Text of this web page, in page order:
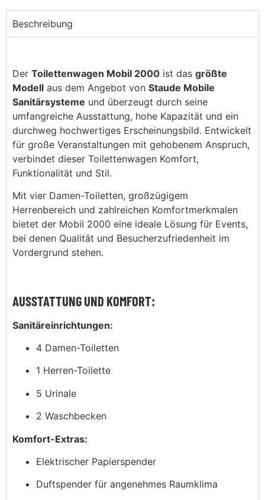
Beschreibung
Der Toilettenwagen Mobil 2000 ist das größte
Modell aus dem Angebot von Staude Mobile
Sanitärsysteme und überzeugt durch seine
umfangreiche Ausstattung, hohe Kapazität und ein
durchweg hochwertiges Erscheinungsbild. Entwickelt
für große Veranstaltungen mit gehobenem Anspruch,
verbindet dieser Toilettenwagen Komfort,
Funktionalität und Stil.
Mit vier Damen-Toiletten, großzügigem
Herrenbereich und zahlreichen Komfortmerkmalen
bietet der Mobil 2000 eine ideale Lösung für Events,
bei denen Qualität und Besucherzufriedenheit im
Vordergrund stehen.
AUSSTATTUNG UND KOMFORT:
Sanitäreinrichtungen:
4 Damen-Toiletten
1 Herren-Toilette
5 Urinale
2 Waschbecken
Komfort-Extras:
Elektrischer Papierspender
Duftspender für angenehmes Raumklima